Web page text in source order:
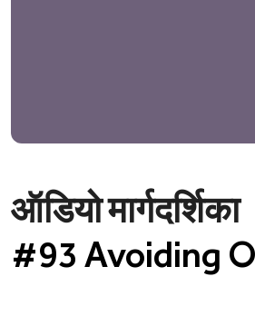
ऑडियो मार्गदर्शिका
#93 Avoiding